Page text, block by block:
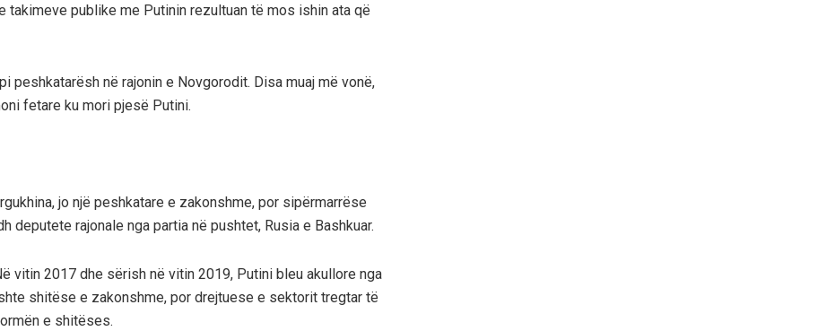
takimeve publike me Putinin rezultuan të mos ishin ata që
peshkatarësh në rajonin e Novgorodit. Disa muaj më vonë,
fetare ku mori pjesë Putini.
jo një peshkatare e zakonshme, por sipërmarrëse
deputete rajonale nga partia në pushtet, Rusia e Bashkuar.
vitin 2017 dhe sërish në vitin 2019, Putini bleu akullore nga
shitëse e zakonshme, por drejtuese e sektorit tregtar të
e shitëses.